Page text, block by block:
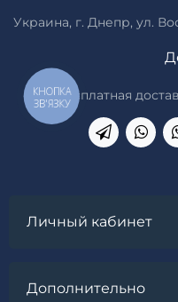
Украина, г. Днепр, ул.
*Бесплатная
Личный кабинет
Дополнительно
КНОПКА
ЗВ'ЯЗКУ